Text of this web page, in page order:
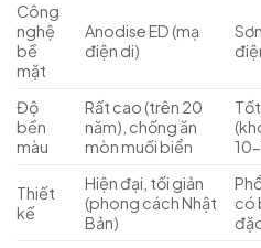
Công
nghệ
bề
mặt
Anodise ED (mạ
điện di)
Độ
bền
màu
Rất cao (trên 20
năm), chống ăn
mòn muối biển
Tốt
Thiết
kế
Hiện đại, tối giản
(phong cách Nhật
Bản)
có